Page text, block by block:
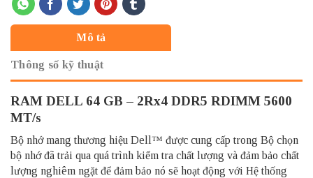
Mô tả
Thông số kỹ thuật
RAM DELL 64 GB – 2Rx4 DDR5 RDIMM 5600
MT/s
Bộ nhớ mang thương hiệu Dell™ được cung cấp trong Bộ chọn
bộ nhớ đã trải qua quá trình kiểm tra chất lượng và đảm bảo chất
lượng nghiêm ngặt để đảm bảo nó sẽ hoạt động với Hệ thống